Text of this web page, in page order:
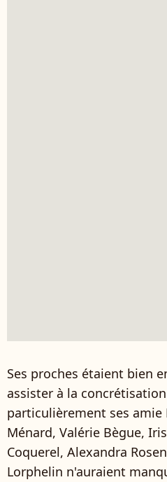
Ses proches étaient bien
assister à la
particulièrement ses amie
Ménard, Valérie Bègue,
Coquerel, Alexandra
Lorphelin n'auraient